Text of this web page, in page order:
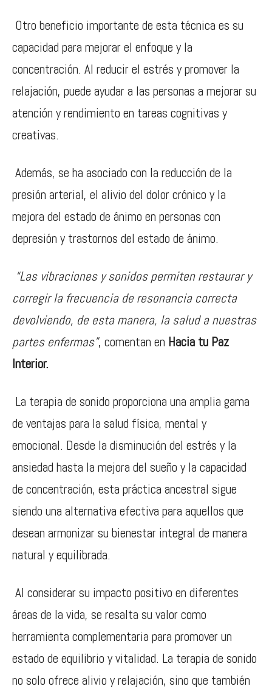
Otro beneficio importante de esta técnica es su
capacidad para mejorar el enfoque y la
concentración. Al reducir el estrés y promover la
relajación, puede ayudar a las personas a mejorar su
atención y rendimiento en tareas cognitivas y
creativas.
Además, se ha asociado con la reducción de la
presión arterial, el alivio del dolor crónico y la
mejora del estado de ánimo en personas con
depresión y trastornos del estado de ánimo.
“Las vibraciones y sonidos permiten restaurar y
corregir la frecuencia de resonancia correcta
devolviendo, de esta manera, la salud a nuestras
partes enfermas”, comentan en Hacia tu Paz
Interior.
La terapia de sonido proporciona una amplia gama
de ventajas para la salud física, mental y
emocional. Desde la disminución del estrés y la
ansiedad hasta la mejora del sueño y la capacidad
de concentración, esta práctica ancestral sigue
siendo una alternativa efectiva para aquellos que
desean armonizar su bienestar integral de manera
natural y equilibrada.
Al considerar su impacto positivo en diferentes
áreas de la vida, se resalta su valor como
herramienta complementaria para promover un
estado de equilibrio y vitalidad. La terapia de sonido
no solo ofrece alivio y relajación, sino que también